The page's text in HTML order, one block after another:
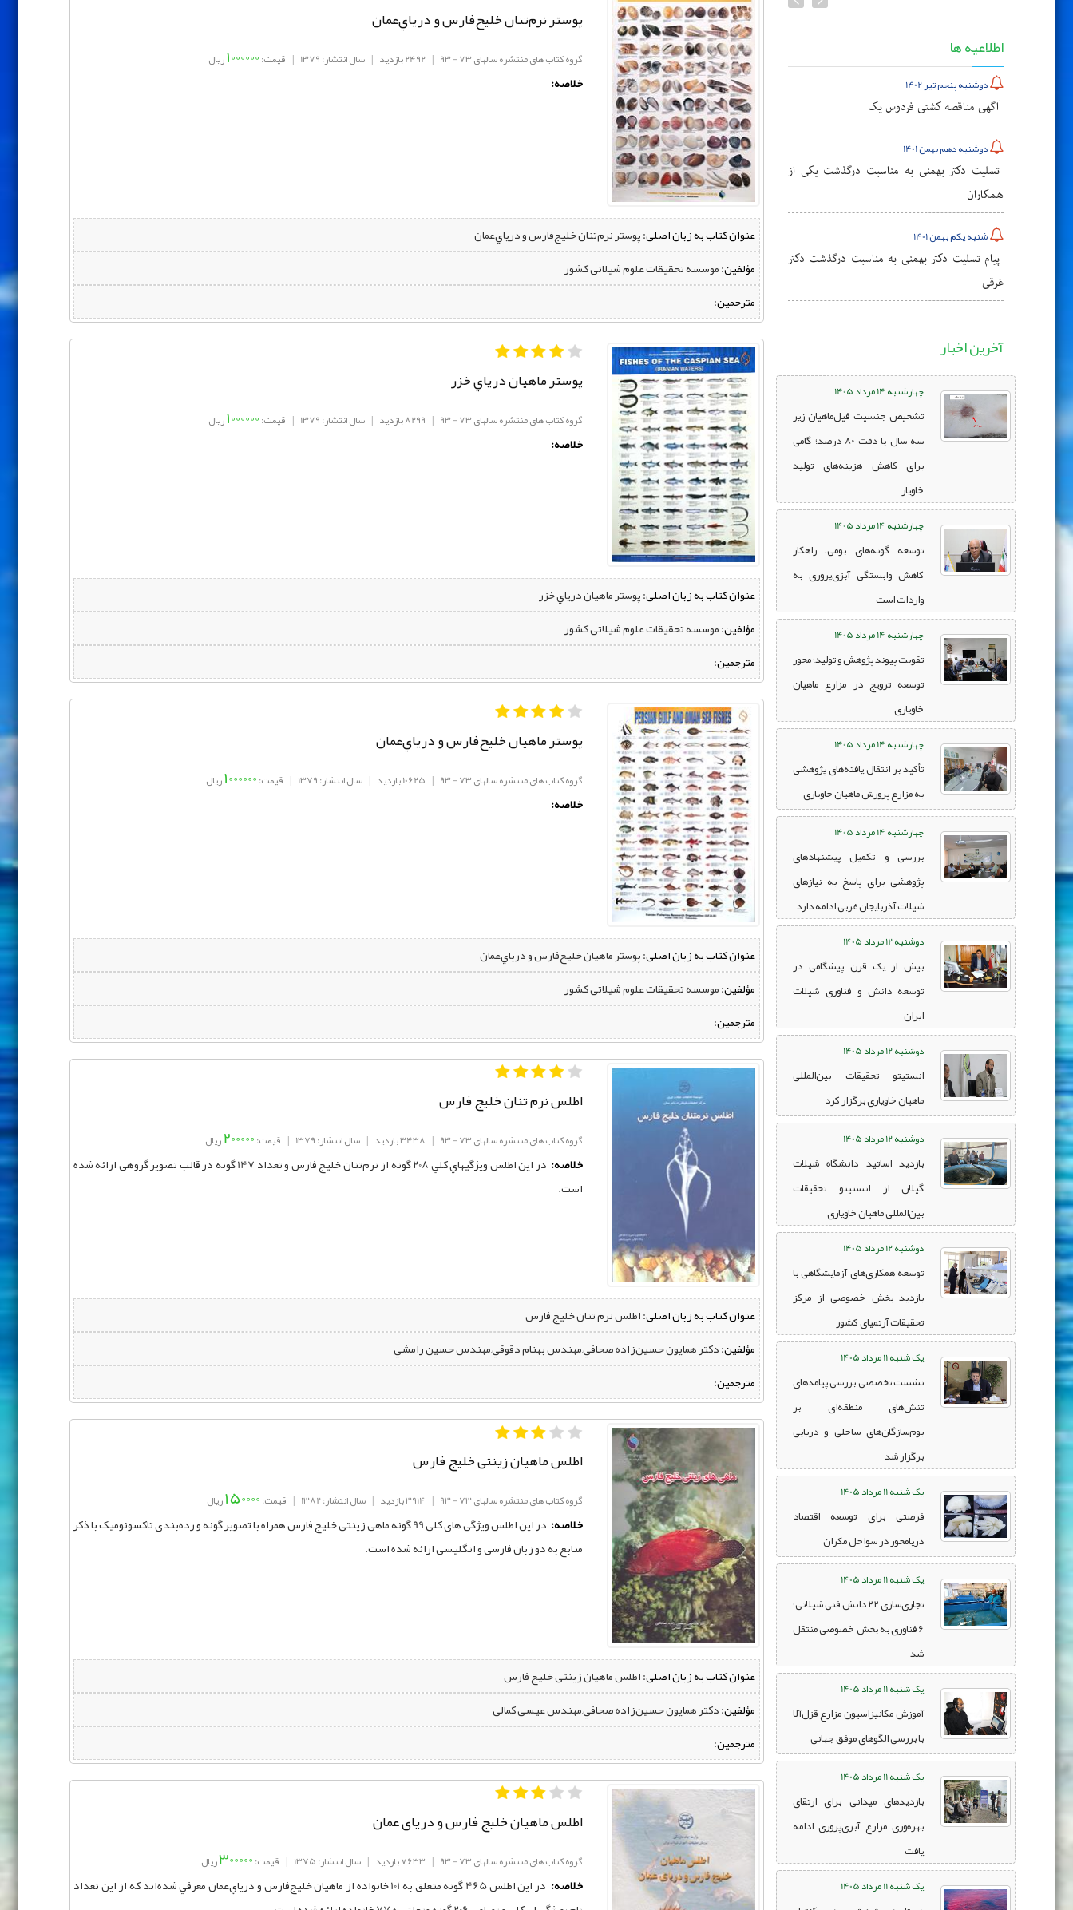
اطلاعیه ها
دوشنبه پنجم تیر 1402
آگهی مناقصه کشتی فردوس یک
دوشنبه دهم بهمن 1401
تسلیت دکتر بهمنی به مناسبت درگذشت یکی از
همکاران
شنبه یکم بهمن 1401
پیام تسلیت دکتر بهمنی به مناسبت درگذشت دکتر
غرقی
آخرین اخبار
چهارشنبه 14 مرداد 1405
تشخیص جنسیت فیل‌ماهیان زیر
سه سال با دقت ۸۰ درصد؛ گامی
برای کاهش هزینه‌های تولید
خاویار
چهارشنبه 14 مرداد 1405
توسعه گونه‌های بومی، راهکار
کاهش وابستگی آبزی‌پروری به
واردات است
چهارشنبه 14 مرداد 1405
تقویت پیوند پژوهش و تولید؛ محور
توسعه ترویج در مزارع ماهیان
خاویاری
چهارشنبه 14 مرداد 1405
تأکید بر انتقال یافته‌های پژوهشی
به مزارع پرورش ماهیان خاویاری
چهارشنبه 14 مرداد 1405
بررسی و تکمیل پیشنهادهای
پژوهشی برای پاسخ به نیازهای
شیلات آذربایجان غربی ادامه دارد
دوشنبه 12 مرداد 1405
بیش از یک قرن پیشگامی در
توسعه دانش و فناوری شیلات
ایران
دوشنبه 12 مرداد 1405
انستیتو تحقیقات بین‌المللی
ماهیان خاویاری برگزار کرد
دوشنبه 12 مرداد 1405
بازدید اساتید دانشگاه شیلات
گیلان از انستیتو تحقیقات
بین‌المللی ماهیان خاویاری
دوشنبه 12 مرداد 1405
توسعه همکاری‌های آزمایشگاهی با
بازدید بخش خصوصی از مرکز
تحقیقات آرتمیای کشور
یک شنبه 11 مرداد 1405
نشست تخصصی بررسی پیامدهای
تنش‌های منطقه‌ای بر
بوم‌سازگان‌های ساحلی و دریایی
برگزار شد
یک شنبه 11 مرداد 1405
فرصتی برای توسعه اقتصاد
دریامحور در سواحل مکران
یک شنبه 11 مرداد 1405
تجاری‌سازی ۲۲ دانش فنی شیلاتی؛
۶ فناوری به بخش خصوصی منتقل
شد
یک شنبه 11 مرداد 1405
آموزش مکانیزاسیون مزارع قزل‌آلا
با بررسی الگوهای موفق جهانی
یک شنبه 11 مرداد 1405
بازدیدهای میدانی برای ارتقای
بهره‌وری مزارع آبزی‌پروری ادامه
یافت
یک شنبه 11 مرداد 1405
پوستر نرم‌تنان خليج‌فارس و درياي‌عمان
گروه کتاب های منتشره سالهای 73 - 93 | 2492 بازدید | سال انتشار: 1379 | قیمت:1000000ریال
خلاصه:
عنوان کتاب به زبان اصلی:پوستر نرم‌تنان خليج‌فارس و درياي‌عمان
مؤلفین:‌ موسسه تحقیقات علوم شیلاتی کشور
مترجمین:
پوستر ماهيان درياي خزر
گروه کتاب های منتشره سالهای 73 - 93 | 8299 بازدید | سال انتشار: 1379 | قیمت:1000000ریال
خلاصه:
عنوان کتاب به زبان اصلی:پوستر ماهيان درياي خزر
مؤلفین:‌ موسسه تحقیقات علوم شیلاتی کشور
مترجمین:
پوستر ماهيان خليج‌فارس و درياي‌عمان
گروه کتاب های منتشره سالهای 73 - 93 | 10625 بازدید | سال انتشار: 1379 | قیمت:1000000ریال
خلاصه:
عنوان کتاب به زبان اصلی:پوستر ماهيان خليج‌فارس و درياي‌عمان
مؤلفین:‌ موسسه تحقیقات علوم شیلاتی کشور
مترجمین:
اطلس نرم تنان خلیج فارس
گروه کتاب های منتشره سالهای 73 - 93 | 3438 بازدید | سال انتشار: 1379 | قیمت:200000ریال
خلاصه:
در اين اطلس ويژگيهاي كلي 208 گونه از نرم‌تنان خلیج فارس و تعداد 147 گونه در قالب تصویر گروهی ارائه شده
است.
عنوان کتاب به زبان اصلی:اطلس نرم تنان خلیج فارس
مؤلفین:‌ دکتر همايون حسين‌زاده صحافي,مهندس بهنام دقوقي,مهندس حسين رامشي
مترجمین:
اطلس ماهیان زینتی خلیج فارس
گروه کتاب های منتشره سالهای 73 - 93 | 3914 بازدید | سال انتشار: 1382 | قیمت:150000ریال
خلاصه:
در اين اطلس ویژگی های کلی 99 گونه ماهی زینتی خلیج فارس همراه با تصویر گونه و رده‌بندی تاکسونومیک با ذکر
منابع به دو زبان فارسی و انگلیسی ارائه شده است.
عنوان کتاب به زبان اصلی:اطلس ماهیان زینتی خلیج فارس
مؤلفین:‌ دکتر همايون حسين‌زاده صحافي,مهندس عیسی کمالی
مترجمین:
اطلس ماهیان خلیج فارس و دریای عمان
گروه کتاب های منتشره سالهای 73 - 93 | 7633 بازدید | سال انتشار: 1375 | قیمت:300000ریال
خلاصه:
در اين اطلس 465 گونه متعلق به 101 خانواده از ماهيان خليج‌فارس و درياي‌عمان معرفي شده‌اند كه از اين تعداد